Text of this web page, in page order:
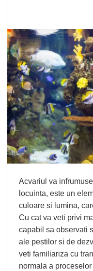
Acvariul va
locuinta, este un
culoare si lumina,
Cu cat va veti privi
capabil sa observati
ale pestilor si de
veti familiariza cu
normala a